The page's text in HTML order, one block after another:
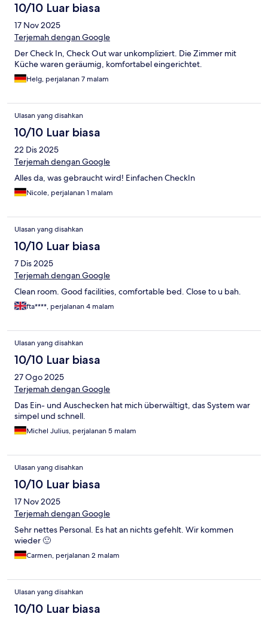
10/10 Luar biasa
17 Nov 2025
Terjemah dengan Google
Der Check In, Check Out war unkompliziert. Die Zimmer mit
Küche waren geräumig, komfortabel eingerichtet.
Helg, perjalanan 7 malam
Ulasan yang disahkan
10/10 Luar biasa
22 Dis 2025
Terjemah dengan Google
Alles da, was gebraucht wird! Einfachen CheckIn
Nicole, perjalanan 1 malam
Ulasan yang disahkan
10/10 Luar biasa
7 Dis 2025
Terjemah dengan Google
Clean room. Good facilities, comfortable bed. Close to u bah.
fta****, perjalanan 4 malam
Ulasan yang disahkan
10/10 Luar biasa
27 Ogo 2025
Terjemah dengan Google
Das Ein- und Auschecken hat mich überwältigt, das System war
simpel und schnell.
Michel Julius, perjalanan 5 malam
Ulasan yang disahkan
10/10 Luar biasa
17 Nov 2025
Terjemah dengan Google
Sehr nettes Personal. Es hat an nichts gefehlt. Wir kommen
wieder 🙂
Carmen, perjalanan 2 malam
Ulasan yang disahkan
10/10 Luar biasa